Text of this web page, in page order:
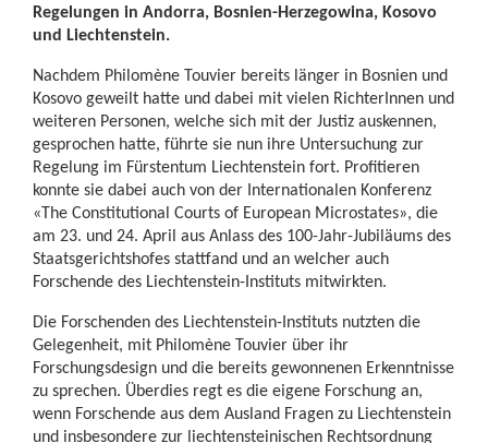
Regelungen in Andorra, Bosnien-Herzegowina, Kosovo
und Liechtenstein.
Nachdem Philomène Touvier bereits länger in Bosnien und
Kosovo geweilt hatte und dabei mit vielen RichterInnen und
weiteren Personen, welche sich mit der Justiz auskennen,
gesprochen hatte, führte sie nun ihre Untersuchung zur
Regelung im Fürstentum Liechtenstein fort. Profitieren
konnte sie dabei auch von der Internationalen Konferenz
«The Constitutional Courts of European Microstates», die
am 23. und 24. April aus Anlass des 100-Jahr-Jubiläums des
Staatsgerichtshofes stattfand und an welcher auch
Forschende des Liechtenstein-Instituts mitwirkten.
Die Forschenden des Liechtenstein-Instituts nutzten die
Gelegenheit, mit Philomène Touvier über ihr
Forschungsdesign und die bereits gewonnenen Erkenntnisse
zu sprechen. Überdies regt es die eigene Forschung an,
wenn Forschende aus dem Ausland Fragen zu Liechtenstein
und insbesondere zur liechtensteinischen Rechtsordnung